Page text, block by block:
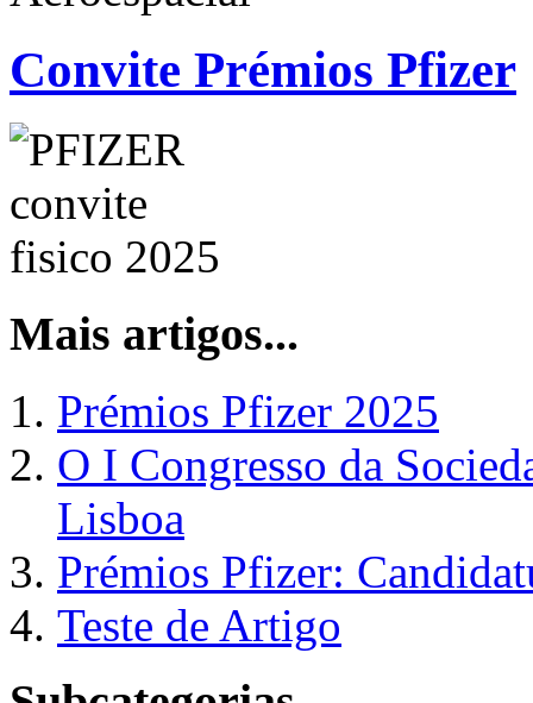
Convite Prémios Pfizer
Mais artigos...
Prémios Pfizer 2025
O I Congresso da
Lisboa
Prémios Pfizer:
Teste de Artigo